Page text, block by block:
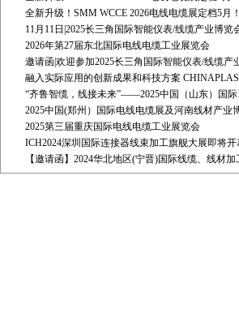
全新升级！SMM WCCE 2026电线电缆展定档5月！
11月11日|2025长三角国际智能仪表/线缆产业博览
2026年第27届东北国际电线电缆工业展览会
邀请函|欢迎参加2025长三角国际智能仪表/线缆产
融入实际应用的创新成果和科技方案
“齐鲁智缆，线接未来”——2025中国（山东）国
2025中国(郑州）国际电线电缆展及河南线材产业
2025第三届重庆国际电线电缆工业展览会
ICH2024深圳国际连接器线束加工旗舰大展即将
【邀请函】2024华北地区(宁晋)国际线缆、线材